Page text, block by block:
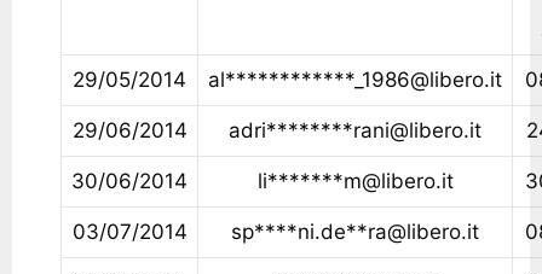
29/05/2014 al************_1986@libero.it
29/06/2014 adri********rani@libero.it
30/06/2014 li*******m@libero.it
03/07/2014 sp****ni.de**ra@libero.it